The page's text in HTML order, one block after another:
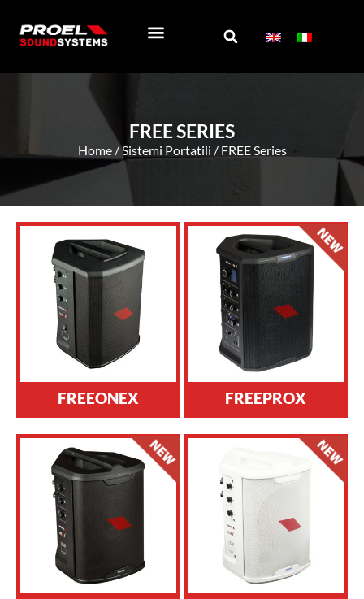
FREE SERIES
Home/Sistemi Portatili / FREE Series
FREEONEX FREEPROX